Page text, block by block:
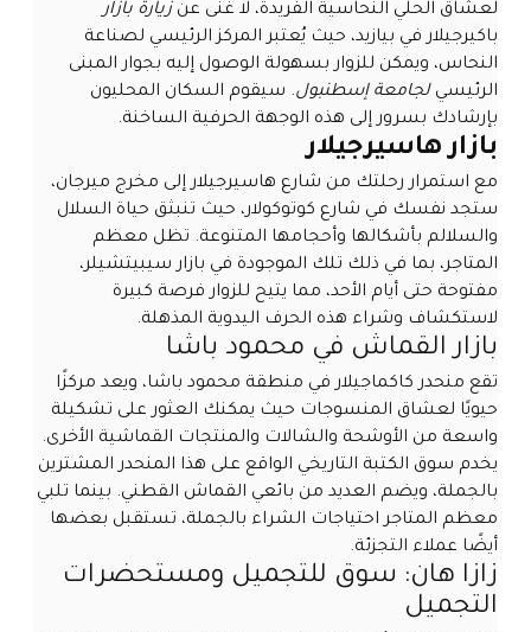
لعشاق الحلي النحاسية الفريدة، لا غنى عن زيارة بازار
باكيرجيلار في بيازيد، حيث يُعتبر المركز الرئيسي لصناعة
النحاس، ويمكن للزوار بسهولة الوصول إليه بجوار المبنى
الرئيسي لجامعة إسطنبول. سيقوم السكان المحليون
بإرشادك بسرور إلى هذه الوجهة الحرفية الساخنة.
بازار هاسيرجيلار
مع استمرار رحلتك من شارع هاسيرجيلار إلى مخرج ميرجان،
ستجد نفسك في شارع كوتوكولار، حيث تنبثق حياة السلال
والسلالم بأشكالها وأحجامها المتنوعة. تظل معظم
المتاجر، بما في ذلك تلك الموجودة في بازار سيبيتشيلر،
مفتوحة حتى أيام الأحد، مما يتيح للزوار فرصة كبيرة
لاستكشاف وشراء هذه الحرف اليدوية المذهلة.
بازار القماش في محمود باشا
تقع منحدر كاكماجيلار في منطقة محمود باشا، ويعد مركزًا
حيويًا لعشاق المنسوجات حيث يمكنك العثور على تشكيلة
واسعة من الأوشحة والشالات والمنتجات القماشية الأخرى.
يخدم سوق الكتبة التاريخي الواقع على هذا المنحدر المشترين
بالجملة، ويضم العديد من بائعي القماش القطني. بينما تلبي
معظم المتاجر احتياجات الشراء بالجملة، تستقبل بعضها
أيضًا عملاء التجزئة.
زازا هان: سوق للتجميل ومستحضرات
التجميل